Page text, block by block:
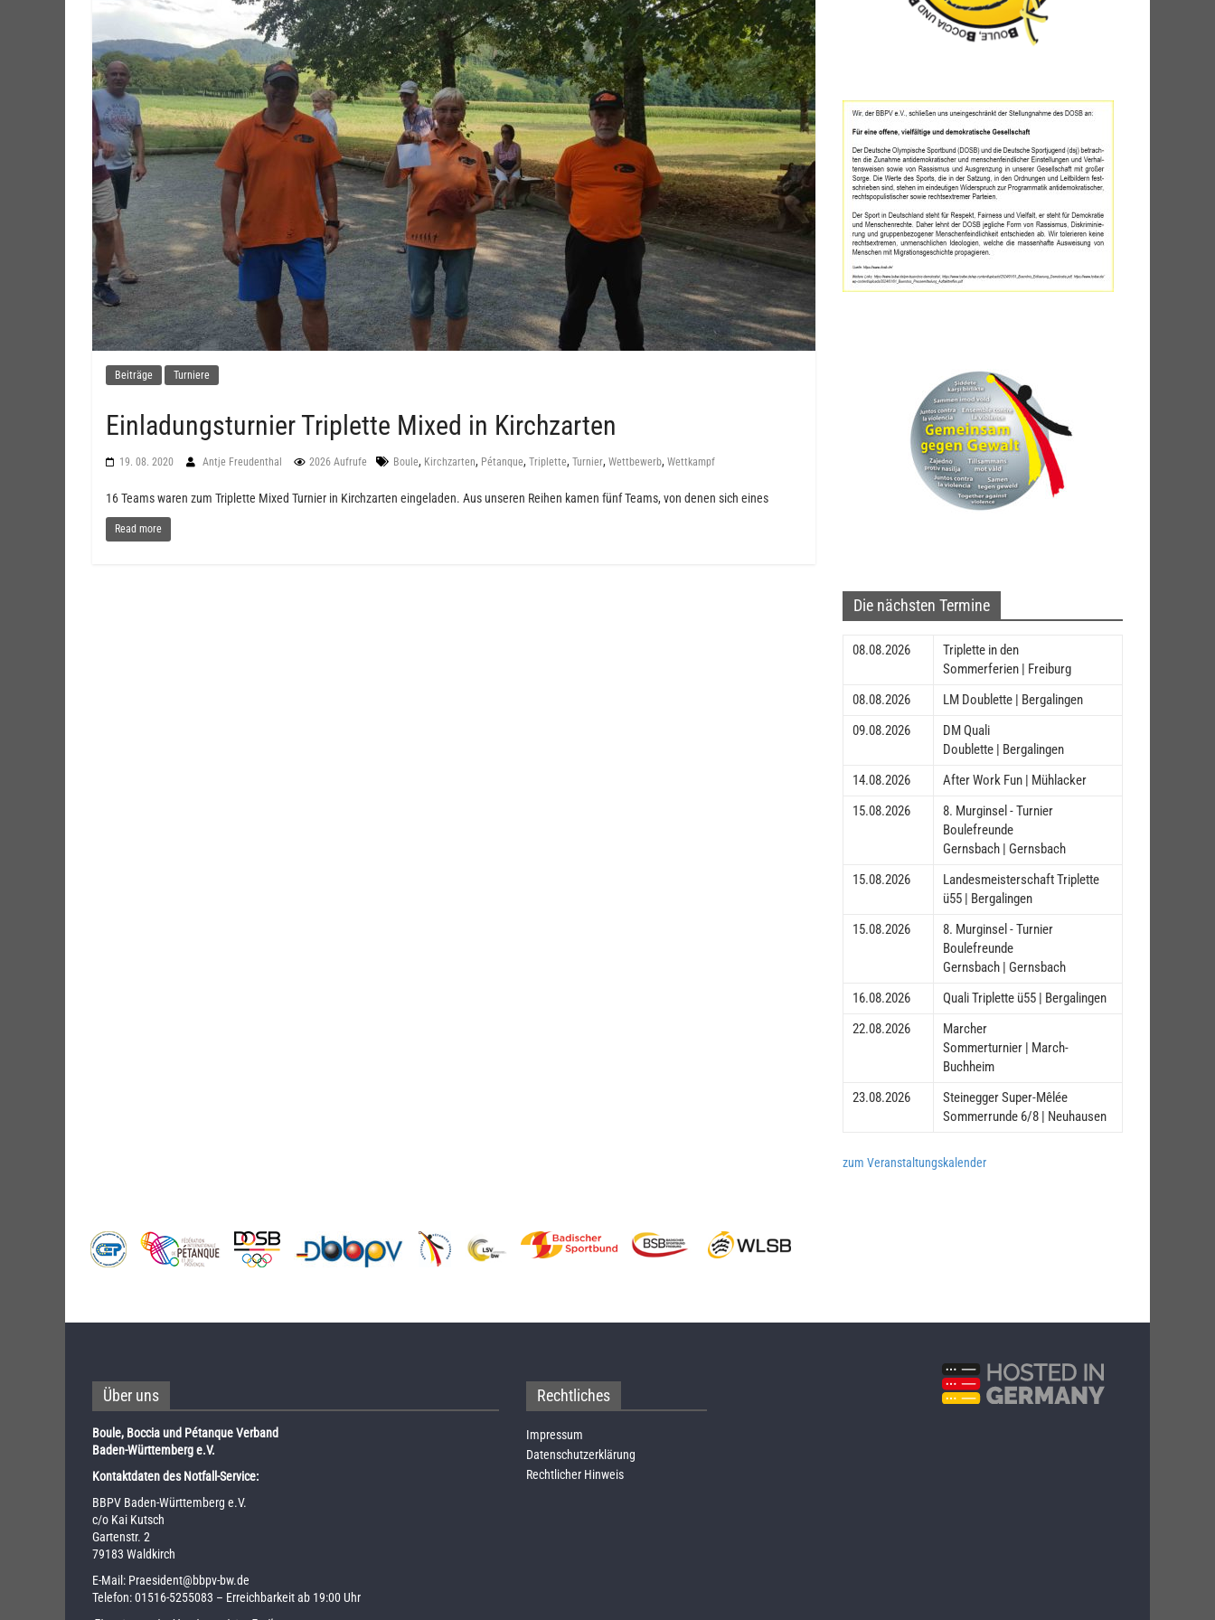
Beiträge Turniere
Einladungsturnier Triplette Mixed in Kirchzarten
19. 08. 2020 Antje Freudenthal 2026 Aufrufe Boule, Kirchzarten, Pétanque, Triplette, Turnier, Wettbewerb, Wettkampf
16 Teams waren zum Triplette Mixed Turnier in Kirchzarten eingeladen. Aus unseren Reihen kamen fünf Teams, von denen sich eines
Read more
Die nächsten Termine
08.08.2026
Triplette in den
Sommerferien | Freiburg
08.08.2026
LM Doublette | Bergalingen
09.08.2026
DM Quali
Doublette | Bergalingen
14.08.2026
After Work Fun | Mühlacker
15.08.2026
8. Murginsel - Turnier
Boulefreunde
Gernsbach | Gernsbach
15.08.2026
Landesmeisterschaft Triplette
ü55 | Bergalingen
15.08.2026
8. Murginsel - Turnier
Boulefreunde
Gernsbach | Gernsbach
16.08.2026
Quali Triplette ü55 | Bergalingen
22.08.2026
Marcher
Sommerturnier | March-
Buchheim
23.08.2026
Steinegger Super-Mêlée
Sommerrunde 6/8 | Neuhausen
zum Veranstaltungskalender
Über uns
Boule, Boccia und Pétanque Verband
Baden-Württemberg e.V.
Kontaktdaten des Notfall-Service:
BBPV Baden-Württemberg e.V.
c/o Kai Kutsch
Gartenstr. 2
79183 Waldkirch
E-Mail: Praesident@bbpv-bw.de
Telefon:01516-5255083 – Erreichbarkeit ab 19:00 Uhr
Rechtliches
Impressum
Datenschutzerklärung
Rechtlicher Hinweis